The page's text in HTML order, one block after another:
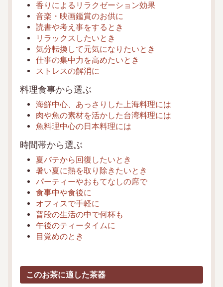
香りによるリラクゼーション効果
音楽・映画鑑賞のお供に
読書や考え事をするとき
リラックスしたいとき
気分転換して元気になりたいとき
仕事の集中力を高めたいとき
ストレスの解消に
料理食事から選ぶ
海鮮中心、あっさりした上海料理には
肉や魚の素材を活かした台湾料理には
魚料理中心の日本料理には
時間帯から選ぶ
夏バテから回復したいとき
暑い夏に熱を取り除きたいとき
パーティーやおもてなしの席で
食事中や食後に
オフィスで手軽に
普段の生活の中で何杯も
午後のティータイムに
目覚めのとき
このお茶に適した茶器